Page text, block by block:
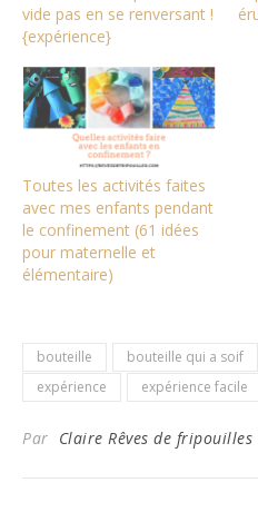
vide pas en se renversant !
{expérience}
Toutes les activités faites
avec mes enfants pendant
le confinement (61 idées
pour maternelle et
élémentaire)
bouteille bouteille qui a soif
expérience
expérience facile
Par Claire Rêves de fripouilles